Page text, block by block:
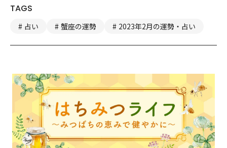
TAGS
占い 蟹座の運勢 2023年2月の運勢・占い